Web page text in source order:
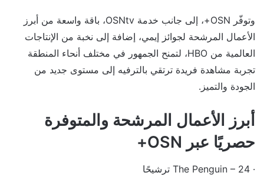
وتوفّر OSN+، إلى جانب خدمة OSNtv، باقة واسعة من أبرز
الأعمال المرشحة لجوائز إيمي، إضافة إلى نخبة من الإنتاجات
العالمية من HBO، لتمنح الجمهور في مختلف أنحاء المنطقة
تجربة مشاهدة فريدة ترتقي بالترفيه إلى مستوى جديد من
الجودة والتميز.
أبرز الأعمال المرشحة والمتوفرة
حصريًا عبر OSN+
· The Penguin – 24 ترشيحًا